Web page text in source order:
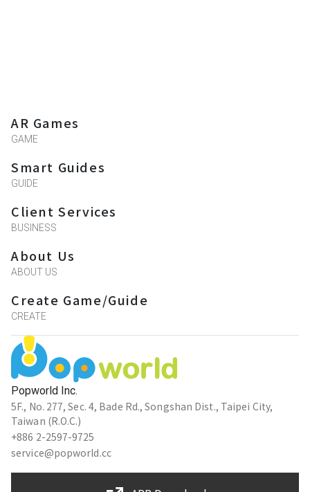
*英文排列字謎苦手QQ
住，記得關卡有提示字母總數（但覺得此題
舞廳有的物品。
林欣慧
2023-06-26 22:50:07
很好玩～
遊戲設計大師
Popworld Inc.
5F., No. 277, Sec. 4, Bade Rd., Songshan Dist., Taipei City,
Taiwan (R.O.C.)
+886 2-2597-9725
service@popworld.cc
AR Games
GAME
Smart Guides
GUIDE
Client Services
BUSINESS
About Us
ABOUT US
Create Game/Guide
CREATE